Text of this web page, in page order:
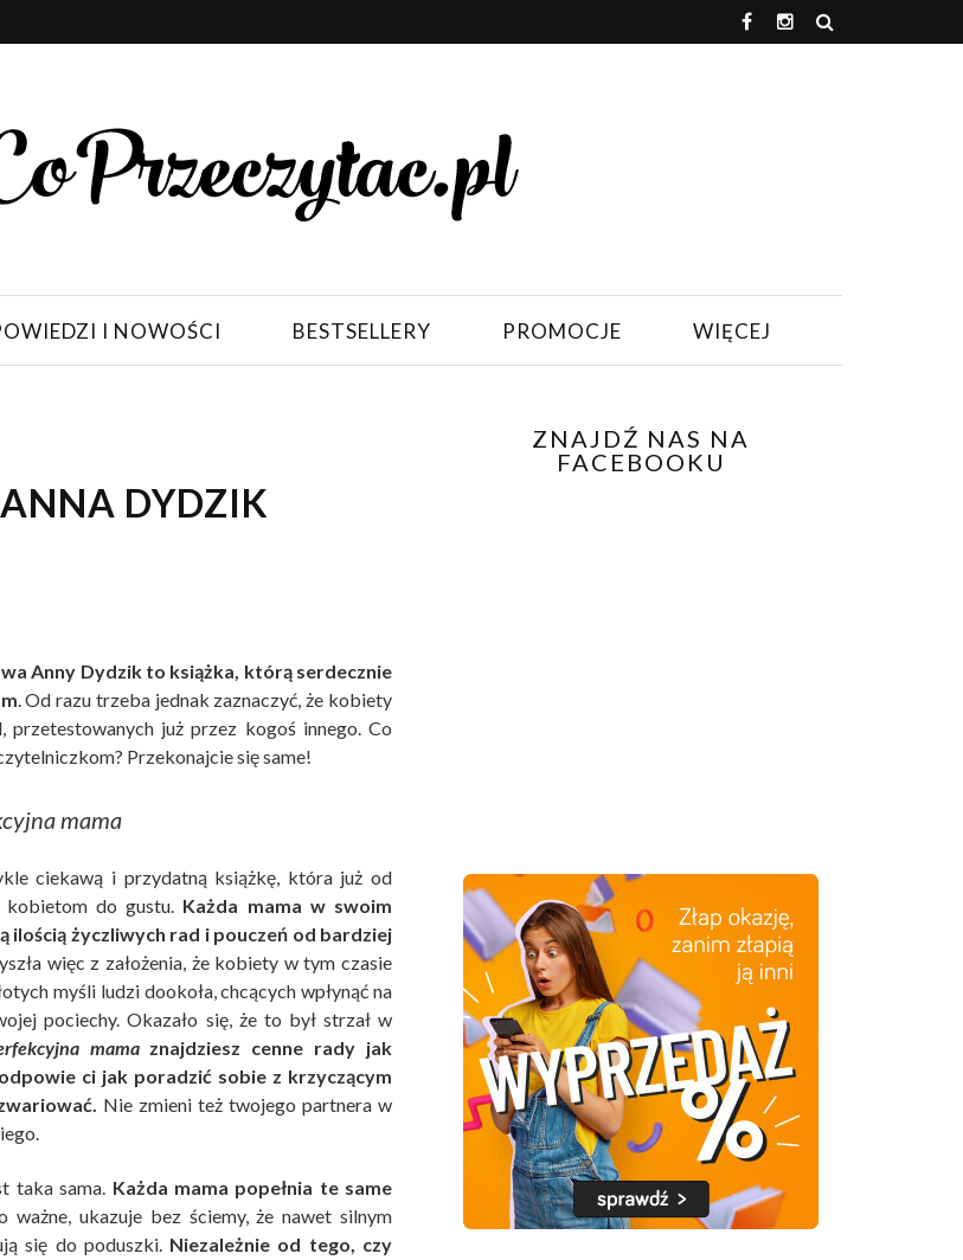
I NOWOŚCI BESTSELLERY PROMOCJE WIĘCEJ
DYDZIK
Anny Dydzik to książka, którą serdecznie
. Od razu trzeba jednak zaznaczyć, że kobiety
już przez kogoś innego. Co
Przekonajcie się same!
mama
ciekawą i przydatną książkę, która już od
kobietom do gustu. Każda mama w swoim
ilością życzliwych rad i pouczeń od bardziej
więc z założenia, że kobiety w tym czasie
myśli ludzi dookoła, chcących wpłynąć na
pociechy. Okazało się, że to był strzał w
mamaznajdziesz cenne rady jak
ci jak poradzić sobie z krzyczącym
Nie zmieni też twojego partnera w
taka sama. Każda mama popełnia te same
ważne, ukazuje bez ściemy, że nawet silnym
się do poduszki. Niezależnie od tego, czy
ZNAJDŹ NAS NA
FACEBOOKU